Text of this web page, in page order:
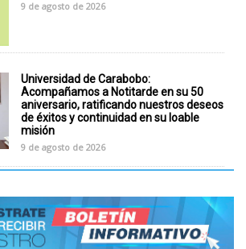
9 de agosto de 2026
Universidad de Carabobo:
Acompañamos a Notitarde en su 50
aniversario, ratificando nuestros deseos
de éxitos y continuidad en su loable
misión
9 de agosto de 2026